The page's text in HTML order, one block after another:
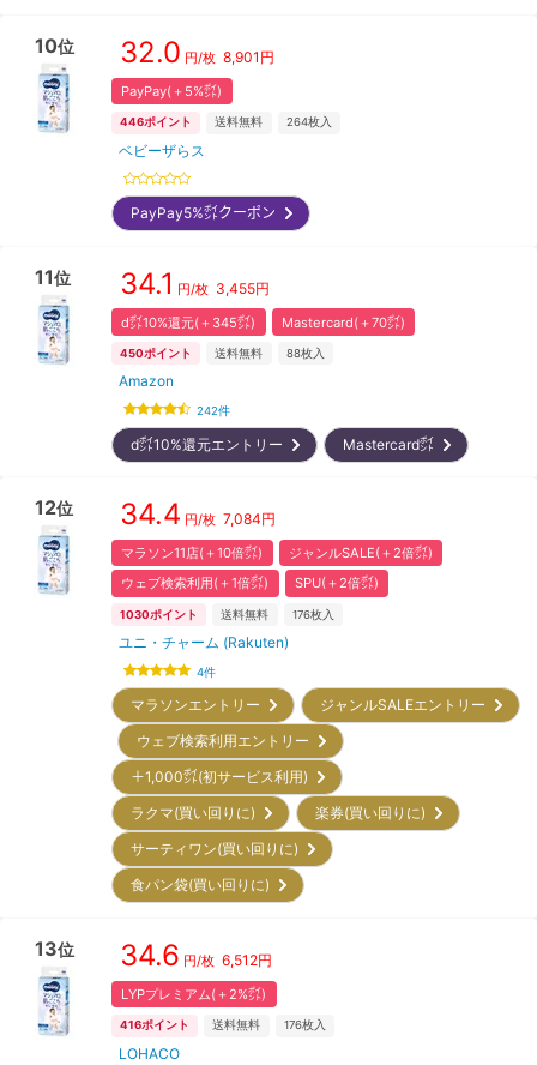
10位 32.0 円/枚 8,901 円
PayPay(＋5%㌽)
446ポイント 送料無料 264枚入
ベビーザらス
PayPay5%㌽クーポン
11位 34.1 円/枚 3,455円
d㌽10%還元(＋345㌽) Mastercard(＋70㌽)
450ポイント 送料無料 88枚入
Amazon
242件
d㌽10%還元エントリー Mastercard㌽
12位 34.4 円/枚 7,084円
マラソン11店(＋10倍㌽)
ジャンルSALE(＋2倍㌽)
ウェブ検索利用(＋1倍㌽)
SPU(＋2倍㌽)
1030ポイント 送料無料 176枚入
ユニ・チャーム (Rakuten)
4件
マラソンエントリー
ジャンルSALEエントリー
ウェブ検索利用エントリー
＋1,000㌽(初サービス利用)
ラクマ(買い回りに)
楽券(買い回りに)
サーティワン(買い回りに)
食パン袋(買い回りに)
13位 34.6 円/枚 6,512円
LYPプレミアム(＋2%㌽)
416ポイント 送料無料 176枚入
LOHACO